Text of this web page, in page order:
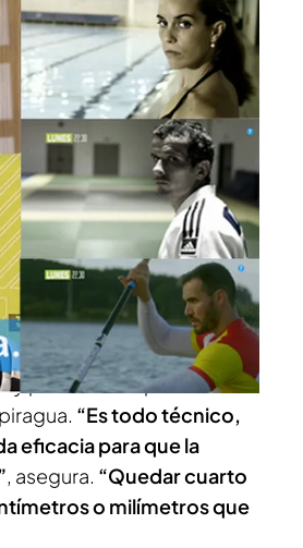
tener los objetivos muy
the best”
del éxito, llegan
con la sensación de
y yo tengo uno muy
primer deportista de
con Rafa Lomana.“Ser un
claros y nunca tirar la
de sus músculos a
y potencia las piernas con
“Es todo técnico,
eficacia para que la
, asegura. “Quedar cuarto
o milímetros que